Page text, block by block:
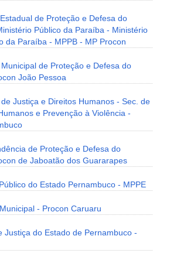
de Proteção e Defesa do
Público da Paraíba - Ministério
da Paraíba - MPPB - MP Procon
de Proteção e Defesa do
João Pessoa
Justiça e Direitos Humanos - Sec. de
e Prevenção à Violência -
de Proteção e Defesa do
de Jaboatão dos Guararapes
do Estado Pernambuco - MPPE
- Procon Caruaru
Justiça do Estado de Pernambuco -